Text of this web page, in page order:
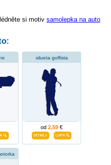
si motiv samolepka na auto
silueta golfista
od 2,59 €